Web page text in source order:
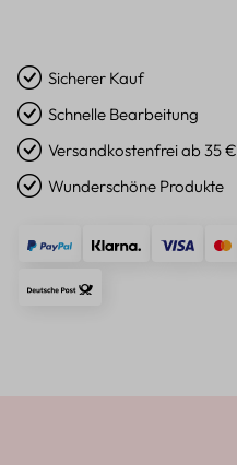
Sicherer Kauf
Schnelle Bearbeitung
Versandkostenfrei ab 35 €
Wunderschöne Produkte